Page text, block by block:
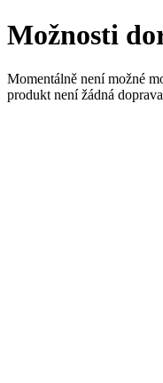
Možnosti
Momentálně není možné
produkt není žádná